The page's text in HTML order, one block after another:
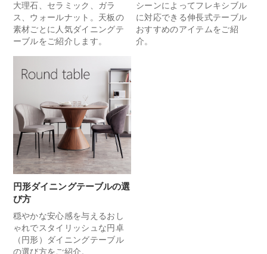
大理石、セラミック、ガラ
ス、ウォールナット。天板の
素材ごとに人気ダイニングテ
ーブルをご紹介します。
シーンによってフレキシブル
に対応できる伸長式テーブル
おすすめのアイテムをご紹
介。
円形ダイニングテーブルの選
び方
穏やかな安心感を与えるおし
ゃれでスタイリッシュな円卓
（円形）ダイニングテーブル
の選び方をご紹介。